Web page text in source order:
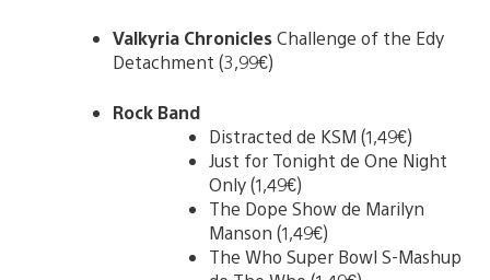
Valkyria ChroniclesChallenge of the Edy
Detachment (3,99€)
Rock Band
Distracted de KSM (1,49€)
Just for Tonight de One Night
Only (1,49€)
The Dope Show de Marilyn
Manson (1,49€)
The Who Super Bowl S-Mashup